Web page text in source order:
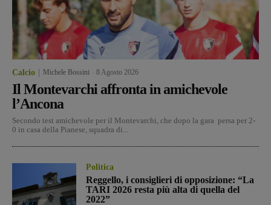
Calcio Michele Bossini 8 Agosto 2026
Il Montevarchi affronta in amichevole
l’Ancona
Secondo test amichevole per il Montevarchi, che dopo la gara persa per 2-
0 in casa della Pianese, squadra di...
Politica
Reggello, i consiglieri di opposizione: “La
TARI 2026 resta più alta di quella del
2022”